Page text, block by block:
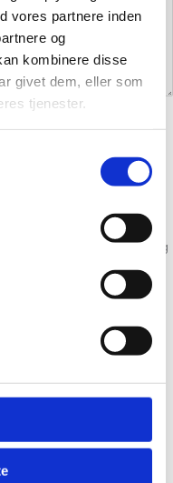
vores partnere inden
og
kombinere disse
givet dem, eller som
tjenester.
browser til næste gang jeg